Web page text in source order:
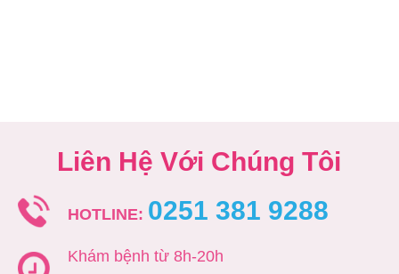
Liên Hệ Với Chúng Tôi
HOTLINE: 0251 381 9288
Khám bệnh từ 8h-20h